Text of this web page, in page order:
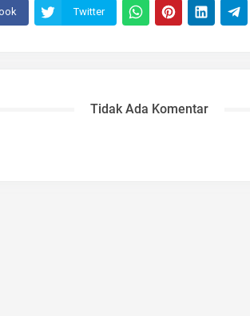
Twitter
Tidak Ada Komentar